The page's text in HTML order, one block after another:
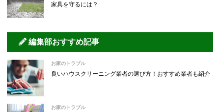
家具を守るには？
編集部おすすめ記事
お家のトラブル
良いハウスクリーニング業者の選び方！おすすめ業者も紹介
お家のトラブル